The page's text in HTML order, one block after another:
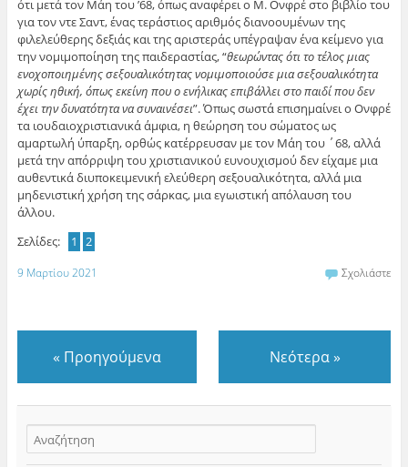
ότι μετά τον Μάη του ’68, όπως αναφέρει ο Μ. Ονφρέ στο βιβλίο του
για τον ντε Σαντ, ένας τεράστιος αριθμός διανοουμένων της
φιλελεύθερης δεξιάς και της αριστεράς υπέγραψαν ένα κείμενο για
την νομιμοποίηση της παιδεραστίας, “θεωρώντας ότι το τέλος μιας
ενοχοποιημένης σεξουαλικότητας νομιμοποιούσε μια σεξουαλικότητα
χωρίς ηθική, όπως εκείνη που ο ενήλικας επιβάλλει στο παιδί που δεν
έχει την δυνατότητα να συναινέσει”. Όπως σωστά επισημαίνει ο Ονφρέ
τα ιουδαιοχριστιανικά άμφια, η θεώρηση του σώματος ως
αμαρτωλή ύπαρξη, ορθώς κατέρρευσαν με τον Μάη του ΄68, αλλά
μετά την απόρριψη του χριστιανικού ευνουχισμού δεν είχαμε μια
αυθεντικά διυποκειμενική ελεύθερη σεξουαλικότητα, αλλά μια
μηδενιστική χρήση της σάρκας, μια εγωιστική απόλαυση του
άλλου.
Σελίδες:
1 2
9 Μαρτίου 2021 Σχολιάστε
« Προηγούμενα Νεότερα»